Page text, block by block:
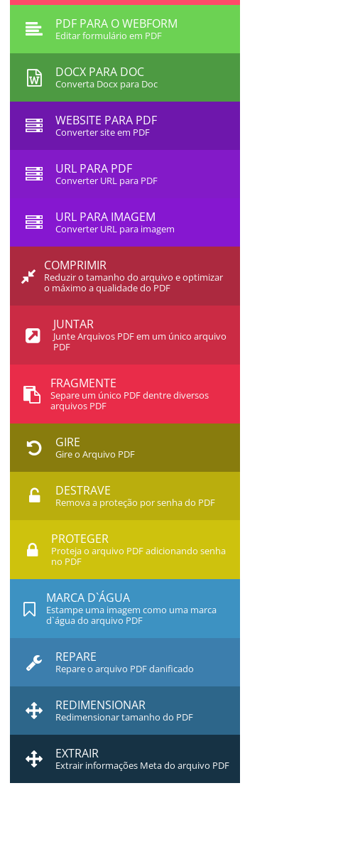
PDF PARA O WEBFORM
Editar formulário em PDF
DOCX PARA DOC
Converta Docx para Doc
WEBSITE PARA PDF
Converter site em PDF
URL PARA PDF
Converter URL para PDF
URL PARA IMAGEM
Converter URL para imagem
COMPRIMIR
Reduzir o tamanho do arquivo e optimizar
o máximo a qualidade do PDF
JUNTAR
Junte Arquivos PDF em um único arquivo
PDF
FRAGMENTE
Separe um único PDF dentre diversos
arquivos PDF
GIRE
Gire o Arquivo PDF
DESTRAVE
Remova a proteção por senha do PDF
PROTEGER
Proteja o arquivo PDF adicionando senha
no PDF
MARCA D`ÁGUA
Estampe uma imagem como uma marca
d`água do arquivo PDF
REPARE
Repare o arquivo PDF danificado
REDIMENSIONAR
Redimensionar tamanho do PDF
EXTRAIR
Extrair informações Meta do arquivo PDF